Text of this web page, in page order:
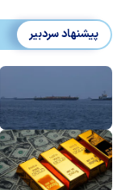
پیشنهاد سردبیر